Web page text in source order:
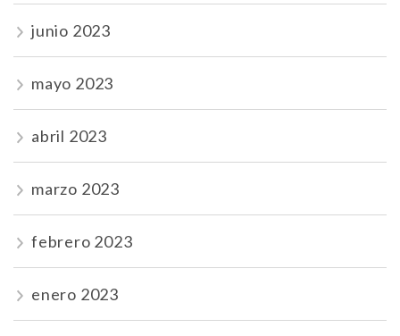
junio 2023
mayo 2023
abril 2023
marzo 2023
febrero 2023
enero 2023